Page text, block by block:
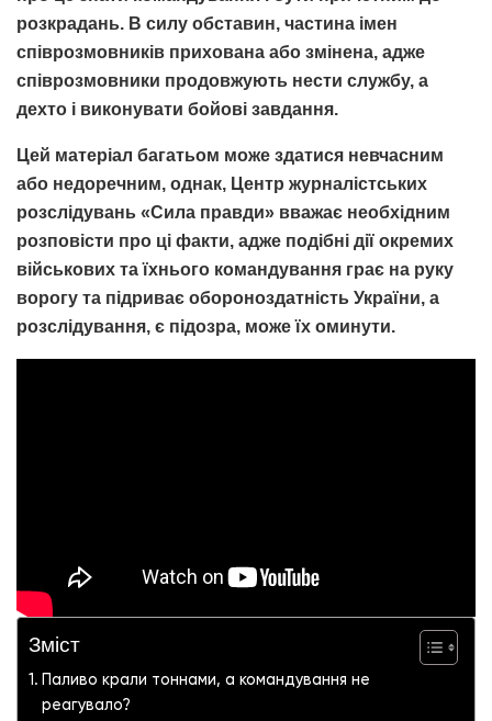
розкрадань. В силу обставин, частина імен
співрозмовників прихована або змінена, адже
співрозмовники продовжують нести службу, а
дехто і виконувати бойові завдання.
Цей матеріал багатьом може здатися невчасним
або недоречним, однак, Центр журналістських
розслідувань «Сила правди» вважає необхідним
розповісти про ці факти, адже подібні дії окремих
військових та їхнього командування грає на руку
ворогу та підриває обороноздатність України, а
розслідування, є підозра, може їх оминути.
Зміст
Паливо крали тоннами, а командування не
реагувало?